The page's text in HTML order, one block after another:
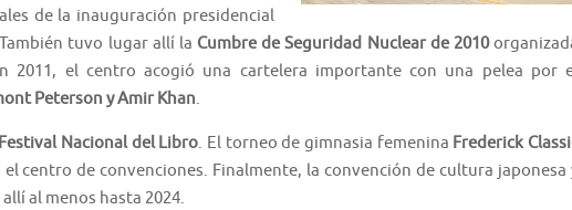
de la inauguración presidencial
tuvo lugar allí la Cumbre de Seguridad Nuclear de 2010
2011, el centro acogió una cartelera importante con una pelea por
Peterson y Amir Khan.
Festival Nacional del Libro. El torneo de gimnasia femenina Frederick
centro de convenciones. Finalmente, la convención de cultura japonesa
al menos hasta 2024.